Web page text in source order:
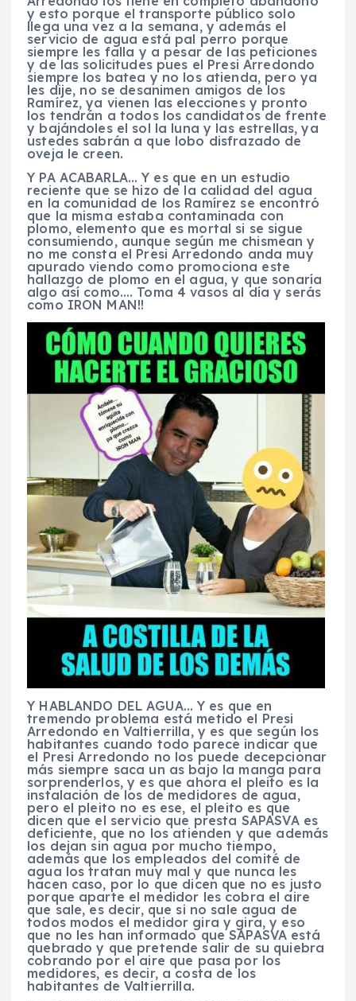
y esto porque el transporte público solo
llega una vez a la semana, y además el
servicio de agua está pal perro porque
siempre les falla y a pesar de las peticiones
y de las solicitudes pues el Presi Arredondo
siempre los batea y no los atienda, pero ya
les dije, no se desanimen amigos de los
Ramírez, ya vienen las elecciones y pronto
los tendrán a todos los candidatos de frente
y bajándoles el sol la luna y las estrellas, ya
ustedes sabrán a que lobo disfrazado de
oveja le creen.
Y PA ACABARLA… Y es que en un estudio
reciente que se hizo de la calidad del agua
en la comunidad de los Ramírez se encontró
que la misma estaba contaminada con
plomo, elemento que es mortal si se sigue
consumiendo, aunque según me chismean y
no me consta el Presi Arredondo anda muy
apurado viendo como promociona este
hallazgo de plomo en el agua, y que sonaría
algo así como…. Toma 4 vasos al día y serás
como IRON MAN!!
Y HABLANDO DEL AGUA… Y es que en
tremendo problema está metido el Presi
Arredondo en Valtierrilla, y es que según los
habitantes cuando todo parece indicar que
el Presi Arredondo no los puede decepcionar
más siempre saca un as bajo la manga para
sorprenderlos, y es que ahora el pleito es la
instalación de los de medidores de agua,
pero el pleito no es ese, el pleito es que
dicen que el servicio que presta SAPASVA es
deficiente, que no los atienden y que además
los dejan sin agua por mucho tiempo,
además que los empleados del comité de
agua los tratan muy mal y que nunca les
hacen caso, por lo que dicen que no es justo
porque aparte el medidor les cobra el aire
que sale, es decir, que si no sale agua de
todos modos el medidor gira y gira, y eso
que no les han informado que SAPASVA está
quebrado y que pretende salir de su quiebra
cobrando por el aire que pasa por los
medidores, es decir, a costa de los
habitantes de Valtierrilla.